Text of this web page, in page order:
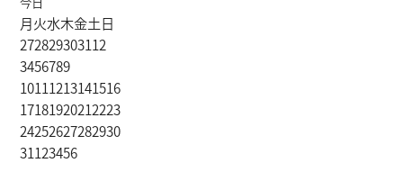
月火水木金土日
272829303112
3456789
10111213141516
17181920212223
24252627282930
31123456